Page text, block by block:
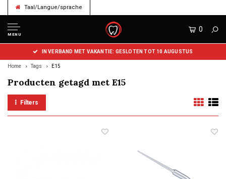
Taal/Langue/sprache
MENU
0
IN VERBAND MET VAKANTIE: GESLOTEN TOT 10 AUGUSTUS
Home Tags E15
Producten getagd met E15
Filters